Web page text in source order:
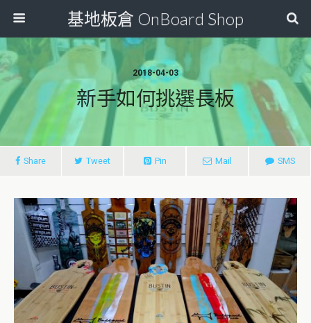
基地板倉 OnBoard Shop
2018-04-03
新手如何挑選長板
Share Tweet Pin Mail SMS